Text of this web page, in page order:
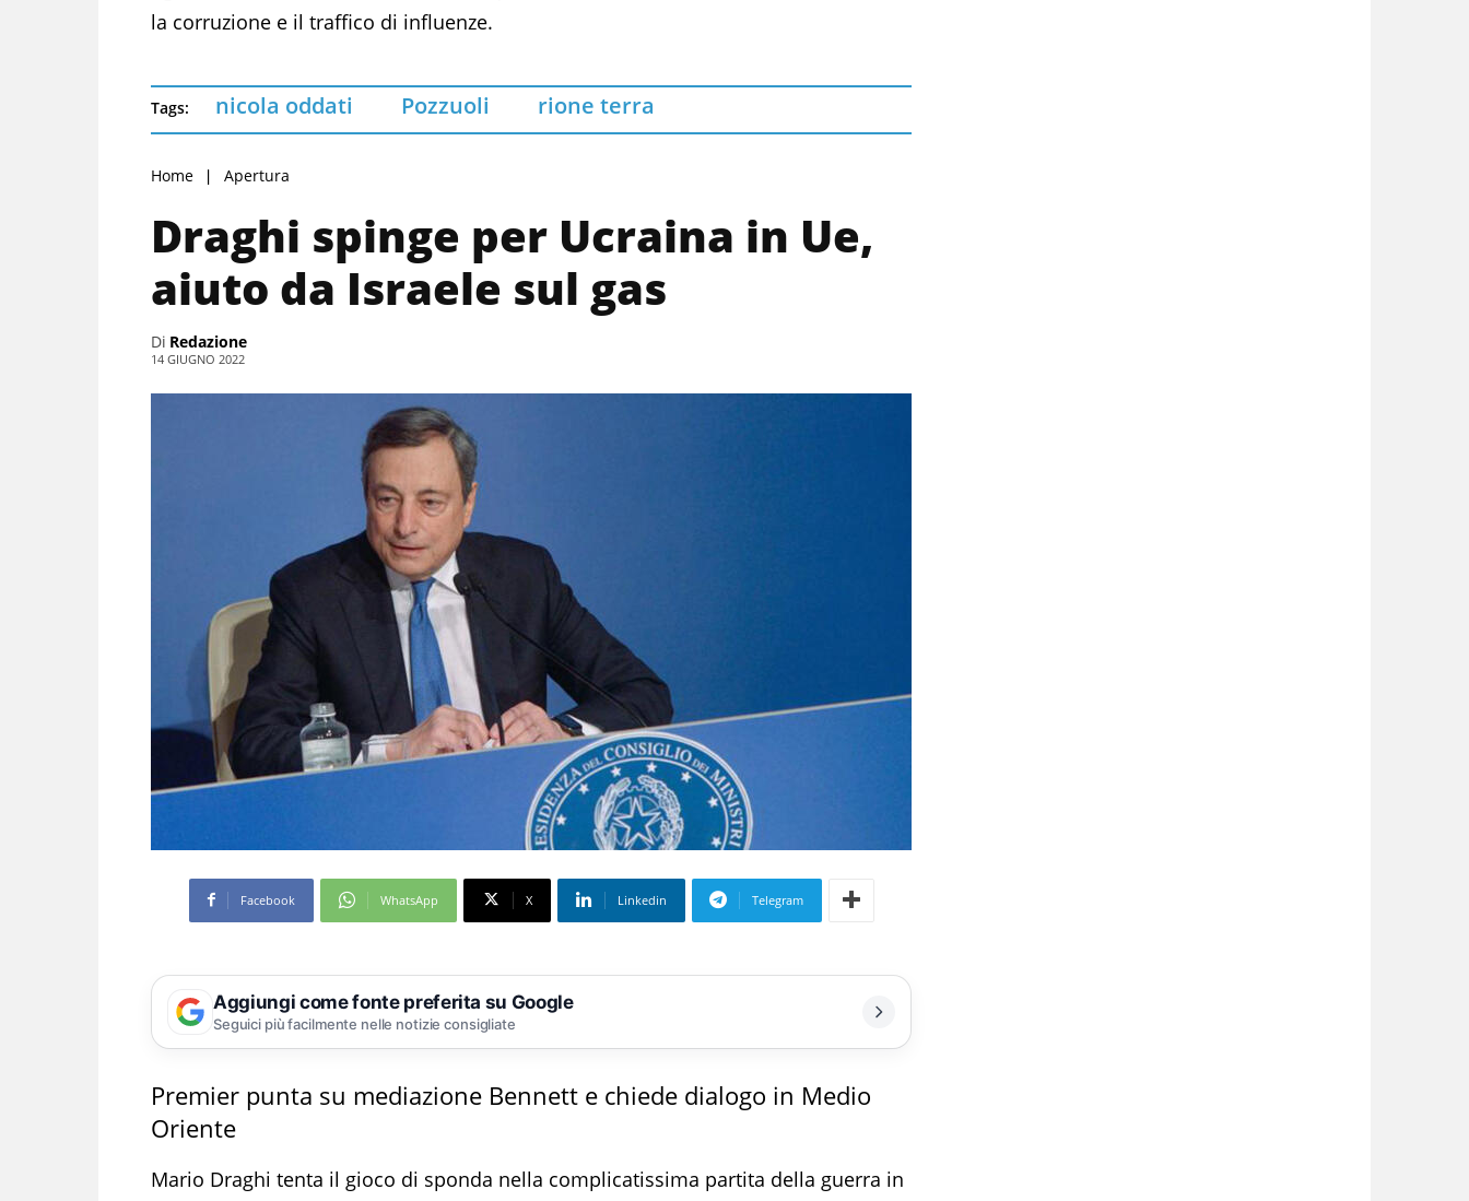
la corruzione e il traffico di influenze.
Tags: nicola oddati Pozzuoli rione terra
Home Apertura
Draghi spinge per Ucraina in Ue,
aiuto da Israele sul gas
Di Redazione
14 GIUGNO 2022
Facebook WhatsApp X Linkedin Telegram
Aggiungi come fonte preferita su Google
Seguici più facilmente nelle notizie consigliate
Premier punta su mediazione Bennett e chiede dialogo in Medio
Oriente
Mario Draghi tenta il gioco di sponda nella complicatissima partita della guerra in